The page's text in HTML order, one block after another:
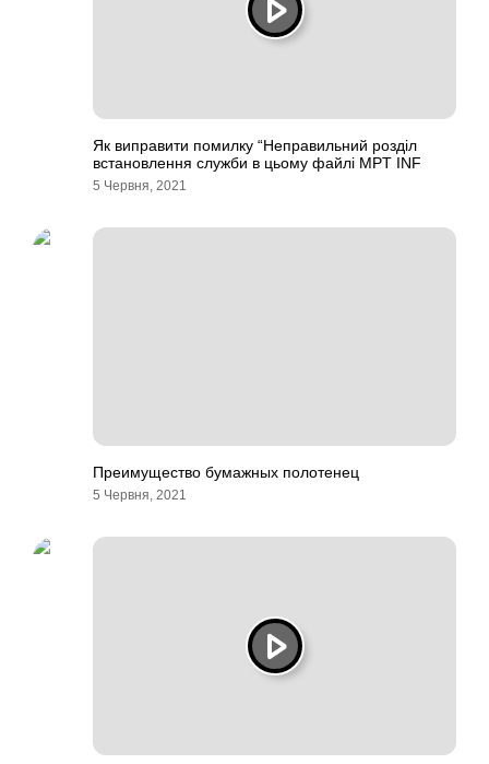
Як виправити помилку “Неправильний розділ
встановлення служби в цьому файлі MPT INF
5 Червня, 2021
Преимущество бумажных полотенец
5 Червня, 2021